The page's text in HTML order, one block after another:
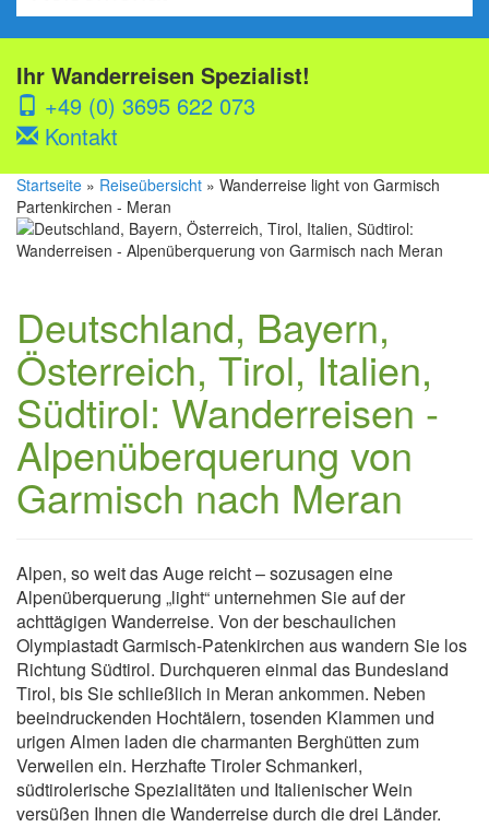
Ihr Wanderreisen Spezialist!
+49 (0) 3695 622 073
Kontakt
Startseite » Reiseübersicht » Wanderreise light von Garmisch
Partenkirchen - Meran
Deutschland, Bayern,
Österreich, Tirol, Italien,
Südtirol: Wanderreisen -
Alpenüberquerung von
Garmisch nach Meran
Alpen, so weit das Auge reicht – sozusagen eine
Alpenüberquerung „light“ unternehmen Sie auf der
achttägigen Wanderreise. Von der beschaulichen
Olympiastadt Garmisch-Patenkirchen aus wandern Sie los
Richtung Südtirol. Durchqueren einmal das Bundesland
Tirol, bis Sie schließlich in Meran ankommen. Neben
beeindruckenden Hochtälern, tosenden Klammen und
urigen Almen laden die charmanten Berghütten zum
Verweilen ein. Herzhafte Tiroler Schmankerl,
südtirolerische Spezialitäten und Italienischer Wein
versüßen Ihnen die Wanderreise durch die drei Länder.